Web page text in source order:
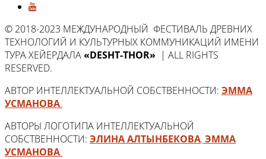
© 2018-2023 МЕЖДУНАРОДНЫЙ ФЕСТИВАЛЬ ДРЕВНИХ
ТЕХНОЛОГИЙ И КУЛЬТУРНЫХ КОММУНИКАЦИЙ ИМЕНИ
ТУРА ХЕЙЕРДАЛА«DESHT-THOR» | ALL RIGHTS
RESERVED.
АВТОР ИНТЕЛЛЕКТУАЛЬНОЙ СОБСТВЕННОСТИ: ЭММА
УСМАНОВА.
АВТОРЫ ЛОГОТИПА ИНТЕЛЛЕКТУАЛЬНОЙ
СОБСТВЕННОСТИ: ЭЛИНА АЛТЫНБЕКОВА,ЭММА
УСМАНОВА.